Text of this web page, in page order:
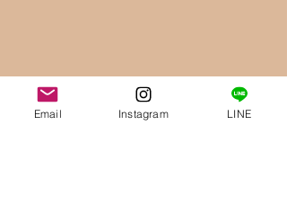
Email Instagram LINE